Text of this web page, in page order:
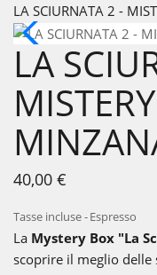
LA SCIURNATA 2 -
Nuovo
LA
40,00 €
Tasse incluse Espresso
La Mystery Box "La
scoprire il meglio delle